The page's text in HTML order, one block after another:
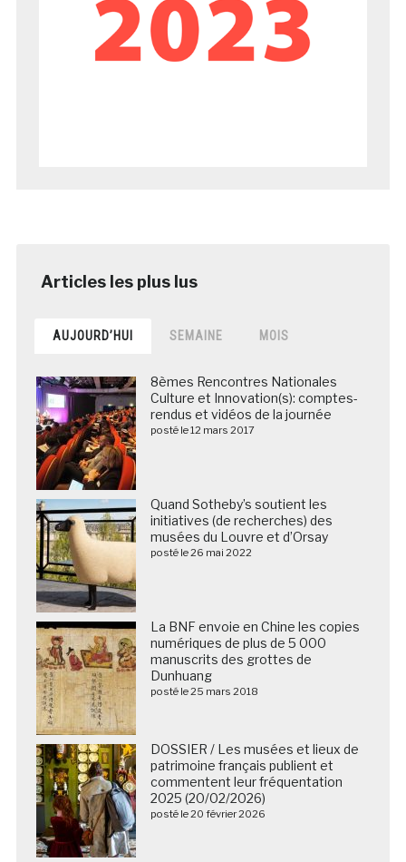
AUJOURD’HUI SEMAINE MOIS
8èmes Rencontres Nationales
Culture et Innovation(s): comptes-
rendus et vidéos de la journée
posté le 12 mars 2017
Quand Sotheby’s soutient les
initiatives (de recherches) des
musées du Louvre et d’Orsay
posté le 26 mai 2022
La BNF envoie en Chine les copies
numériques de plus de 5 000
manuscrits des grottes de
Dunhuang
posté le 25 mars 2018
DOSSIER / Les musées et lieux de
patrimoine français publient et
commentent leur fréquentation
2025 (20/02/2026)
posté le 20 février 2026